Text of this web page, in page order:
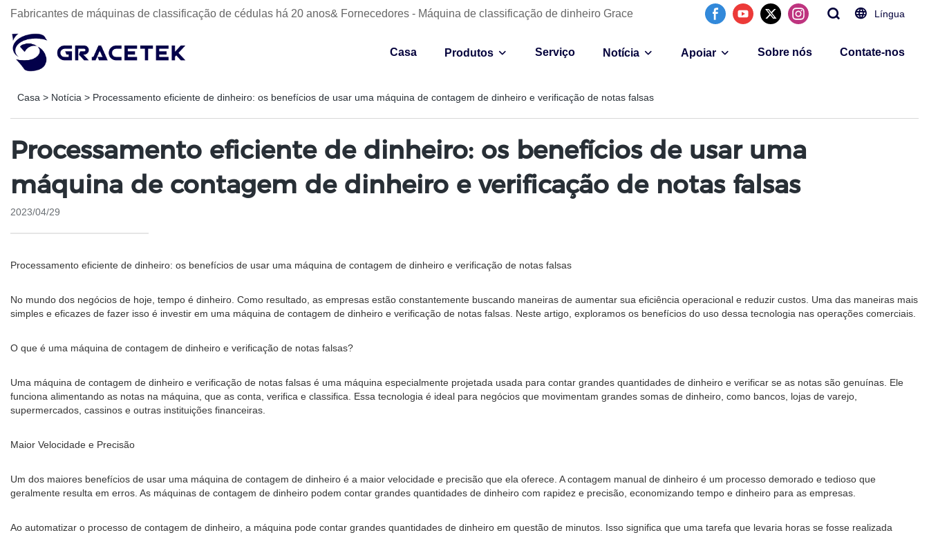
Fabricantes de máquinas de classificação de cédulas há 20 anos& Fornecedores - Máquina de classificação de dinheiro Grace Língua
Casa Produtos Serviço Notícia Apoiar Sobre nós Contate-nos
Casa > Notícia > Processamento eficiente de dinheiro: os benefícios de usar uma máquina de contagem de dinheiro e verificação de notas falsas
Processamento eficiente de dinheiro: os benefícios de usar uma
máquina de contagem de dinheiro e verificação de notas falsas
2023/04/29
Processamento eficiente de dinheiro: os benefícios de usar uma máquina de contagem de dinheiro e verificação de notas falsas
No mundo dos negócios de hoje, tempo é dinheiro. Como resultado, as empresas estão constantemente buscando maneiras de aumentar sua eficiência operacional e reduzir custos. Uma das maneiras mais
simples e eficazes de fazer isso é investir em uma máquina de contagem de dinheiro e verificação de notas falsas. Neste artigo, exploramos os benefícios do uso dessa tecnologia nas operações comerciais.
O que é uma máquina de contagem de dinheiro e verificação de notas falsas?
Uma máquina de contagem de dinheiro e verificação de notas falsas é uma máquina especialmente projetada usada para contar grandes quantidades de dinheiro e verificar se as notas são genuínas. Ele
funciona alimentando as notas na máquina, que as conta, verifica e classifica. Essa tecnologia é ideal para negócios que movimentam grandes somas de dinheiro, como bancos, lojas de varejo,
supermercados, cassinos e outras instituições financeiras.
Maior Velocidade e Precisão
Um dos maiores benefícios de usar uma máquina de contagem de dinheiro é a maior velocidade e precisão que ela oferece. A contagem manual de dinheiro é um processo demorado e tedioso que
geralmente resulta em erros. As máquinas de contagem de dinheiro podem contar grandes quantidades de dinheiro com rapidez e precisão, economizando tempo e dinheiro para as empresas.
Ao automatizar o processo de contagem de dinheiro, a máquina pode contar grandes quantidades de dinheiro em questão de minutos. Isso significa que uma tarefa que levaria horas se fosse realizada